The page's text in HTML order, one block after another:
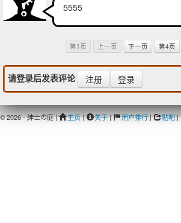
5555
第1页 上一页 下一页 第4页
请登录后发表评论 注册 登录
© 2026 - 紳士の庭 | 主页| 关于| 用户排行| 贴吧|